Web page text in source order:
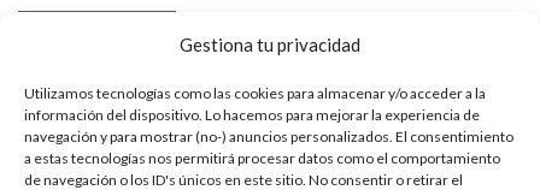
Gestiona tu privacidad
Utilizamos tecnologías como las cookies para almacenar y/o acceder a la
información del dispositivo. Lo hacemos para mejorar la experiencia de
navegación y para mostrar (no-) anuncios personalizados. El consentimiento
a estas tecnologías nos permitirá procesar datos como el comportamiento
de navegación o los ID's únicos en este sitio. No consentir o retirar el